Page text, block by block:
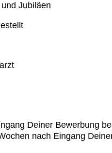
Jubiläen
Deiner Bewerbung
nach Eingang